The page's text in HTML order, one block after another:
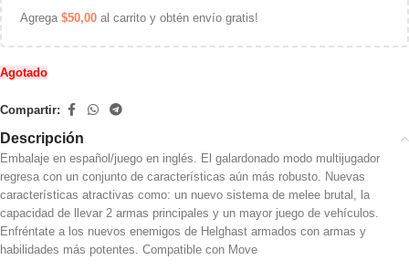
Agrega $50,00 al carrito y obtén envío gratis!
Agotado
Compartir:
Descripción
Embalaje en español/juego en inglés. El galardonado modo multijugador
regresa con un conjunto de características aún más robusto. Nuevas
características atractivas como: un nuevo sistema de melee brutal, la
capacidad de llevar 2 armas principales y un mayor juego de vehículos.
Enfréntate a los nuevos enemigos de Helghast armados con armas y
habilidades más potentes. Compatible con Move